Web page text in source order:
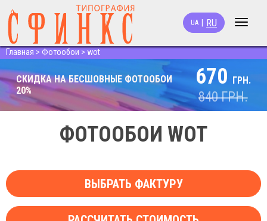
Toggle
UA RU
Главная > Фотообои > wot
СКИДКА НА БЕСШОВНЫЕ ФОТООБОИ
20%
670 ГРН.
840ГРН.
ФОТООБОИ WOT
ВЫБРАТЬ ФАКТУРУ